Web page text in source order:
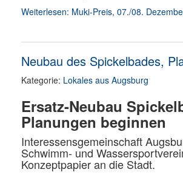
Weiterlesen: Muki-Preis, 07./08.
Neubau des Spickelbades,
Kategorie: Lokales aus Augsburg
Ersatz-Neubau
Planungen beginnen
Interessensgemeinschaft
Schwimm- und
Konzeptpapier an die Stadt.